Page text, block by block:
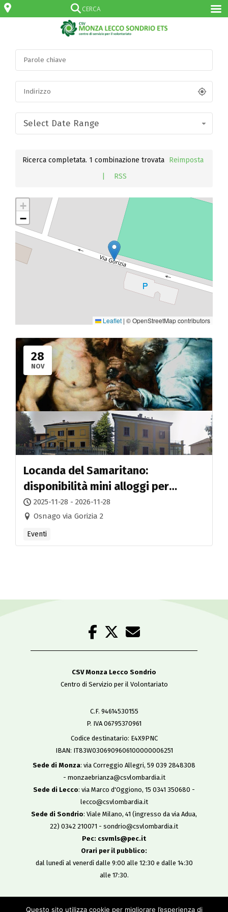
Select Date Range
Ricerca completata. 1 combinazione trovata
Reimposta
RSS
+
−
Leaflet | © OpenStreetMap contributors
28
NOV
Locanda del Samaritano:
disponibilità mini alloggi per
accoglienza temporanea
2025-11-28 - 2026-11-28
Osnago via Gorizia 2
Eventi
CSV Monza Lecco Sondrio
Centro di Servizio per il Volontariato
C.F. 94614530155
P. IVA 06795370961
Codice destinatario: E4X9PNC
IBAN: IT83W0306909606100000006251
Sede di Monza: via Correggio Allegri, 59 039 2848308
- monzaebrianza@csvlombardia.it
Sede di Lecco: via Marco d'Oggiono, 15 0341 350680 -
lecco@csvlombardia.it
Sede di Sondrio: Viale Milano, 41 (ingresso da via Adua,
22) 0342 210071 - sondrio@csvlombardia.it
Pec: csvmls@pec.it
Orari per il pubblico:
dal lunedì al venerdì dalle 9:00 alle 12:30 e dalle 14:30
alle 17:30.
Copyright 2019
Questo sito utilizza cookie per migliorare l’esperienza di